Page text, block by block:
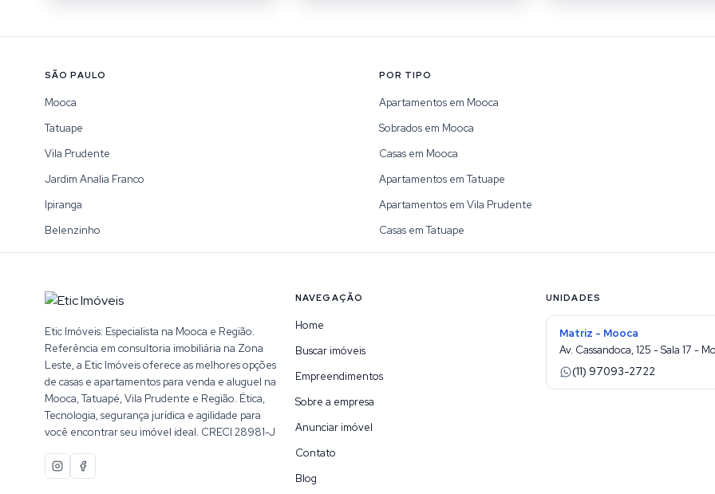
SÃO PAULO
Mooca
Tatuape
Vila Prudente
Jardim Analia Franco
Ipiranga
Belenzinho
POR TIPO
Apartamentos em Mooca
Sobrados em Mooca
Casas em Mooca
Apartamentos em Tatuape
Apartamentos em Vila Prudente
Casas em Tatuape
Etic Imóveis: Especialista na Mooca e Região.
Referência em consultoria imobiliária na Zona
Leste, a Etic Imóveis oferece as melhores opções
de casas e apartamentos para venda e aluguel na
Mooca, Tatuapé, Vila Prudente e Região. Ética,
Tecnologia, segurança jurídica e agilidade para
você encontrar seu imóvel ideal. CRECI 28981-J
NAVEGAÇÃO
Home
Buscar imóveis
Empreendimentos
Sobre a empresa
Anunciar imóvel
Contato
Blog
UNIDADES
Matriz - Mooca
Av. Cassandoca, 125 - Sala 17 -
(11) 97093-2722